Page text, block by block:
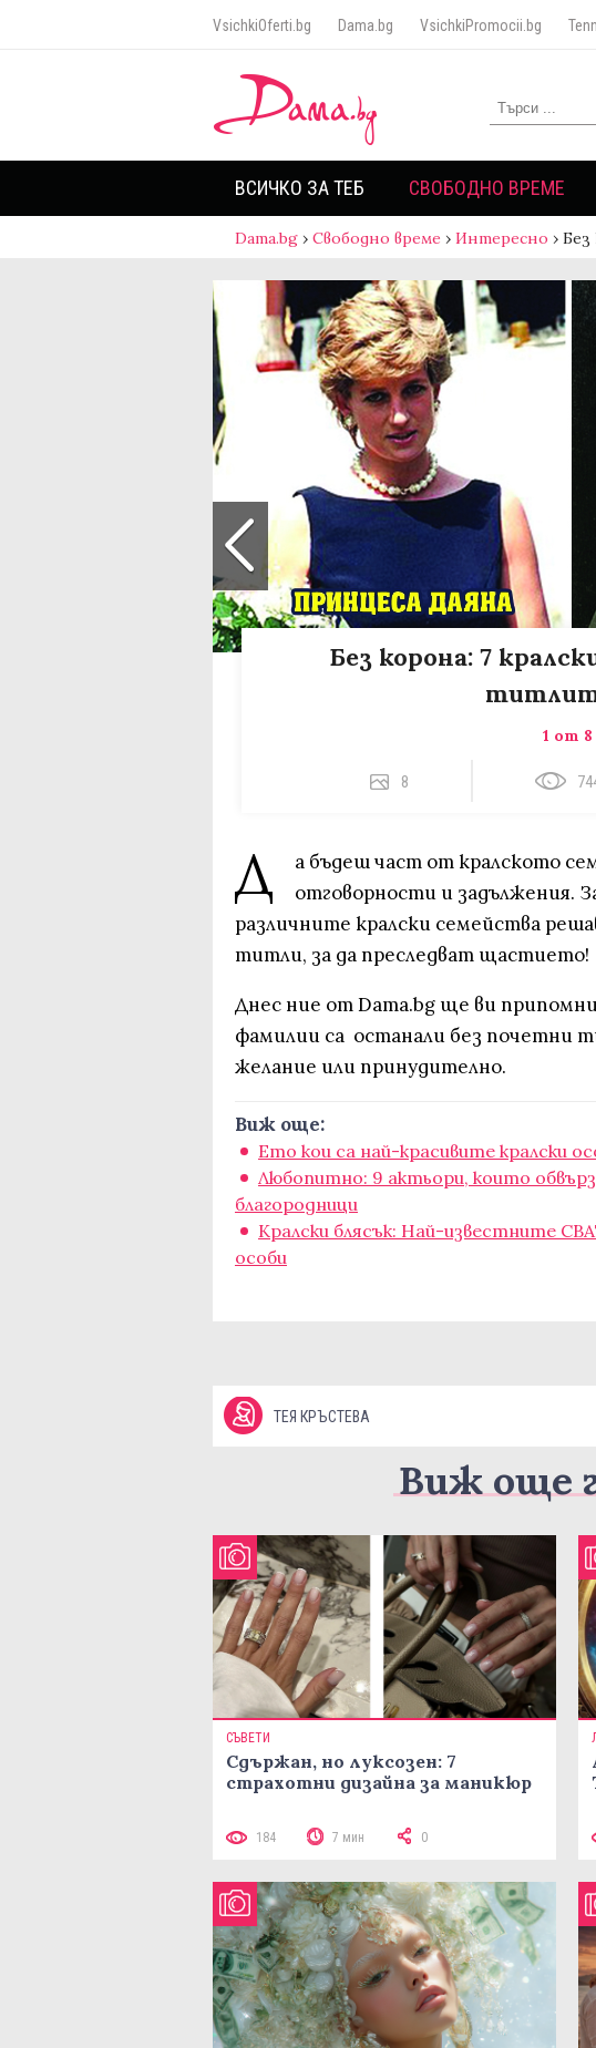
VsichkiOferti.bg Dama.bg VsichkiPromocii.bg
ВСИЧКО ЗА ТЕБ СВОБОДНО ВРЕМЕ
Dama.bg › Свободно време › Интересно › Без
Без корона: 7
1 от 8
8
Д
а бъдеш част от кралското
отговорности и задължения.
различните кралски семейства
титли, за да преследват щастието!
Днес ние от Dama.bg ще ви
фамилии са останали без почетни
желание или принудително.
Виж още:
Ето кои са най-красивите кралски
Любопитно: 9 актьори, които
благородници
Кралски блясък: Най-известните
особи
ТЕЯ КРЪСТЕВА
Виж още
СЪВЕТИ
Сдържан, но луксозен: 7
страхотни дизайна за маникюр
184 7 мин 0